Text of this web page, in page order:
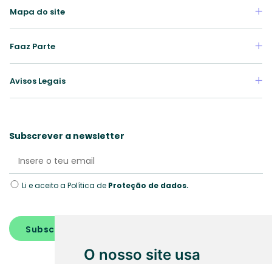
O nosso site usa
Mapa do site
Faaz Parte
Avisos Legais
Subscrever a newsletter
Li e aceito a Política de Proteção de dados.
Subscrever